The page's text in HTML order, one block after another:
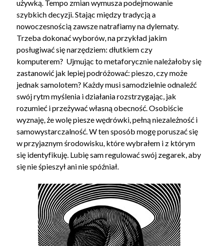
używką. Tempo zmian wymusza podejmowanie
szybkich decyzji. Stając między tradycją a
nowoczesnością zawsze natrafiamy na dylematy.
Trzeba dokonać wyborów, na przykład jakim
posługiwać się narzędziem: dłutkiem czy
komputerem? Ujmując to metaforycznie należałoby się
zastanowić jak lepiej podróżować: pieszo, czy może
jednak samolotem? Każdy musi samodzielnie odnaleźć
swój rytm myślenia i działania rozstrzygając, jak
rozumieć i przeżywać własną obecność. Osobiście
wyznaję, że wolę piesze wędrówki, pełną niezależność i
samowystarczalność. W ten sposób mogę poruszać się
w przyjaznym środowisku, które wybrałem i z którym
się identyfikuję. Lubię sam regulować swój zegarek, aby
się nie śpieszył ani nie spóźniał.